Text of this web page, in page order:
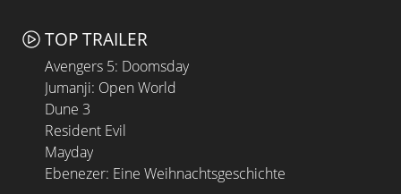
TOP TRAILER
Avengers 5: Doomsday
Jumanji: Open World
Dune 3
Resident Evil
Mayday
Ebenezer: Eine Weihnachtsgeschichte